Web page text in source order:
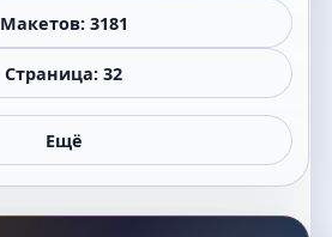
Макетов: 3181
Страница: 32
Ещё